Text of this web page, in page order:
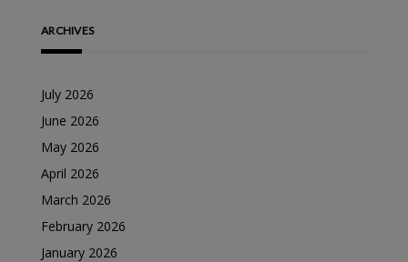
ARCHIVES
July 2026
June 2026
May 2026
April 2026
March 2026
February 2026
January 2026